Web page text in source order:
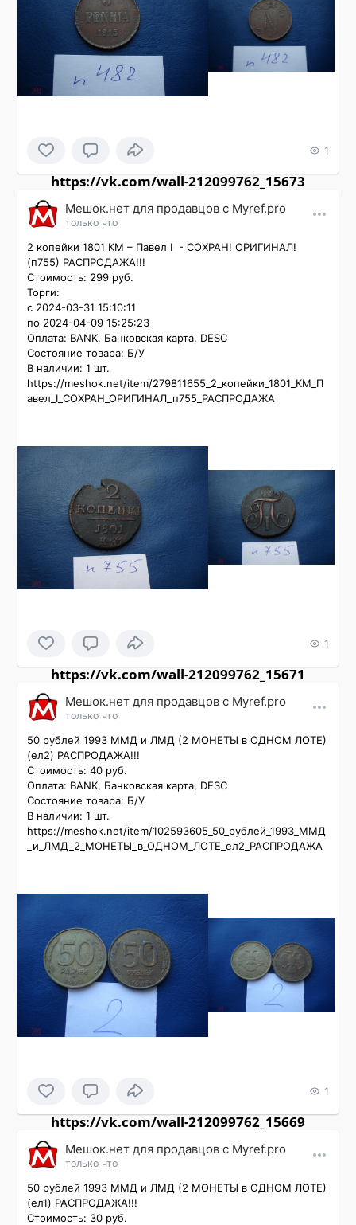
1
https://vk.com/wall-212099762_15673
Мешок.нет для продавцов c Myref.pro
только что
2 копейки 1801 КМ – Павел I  - СОХРАН! ОРИГИНАЛ!
(п755) РАСПРОДАЖА!!!
Стоимость: 299 руб.
Торги:
с 2024-03-31 15:10:11
по 2024-04-09 15:25:23
Оплата: BANK, Банковская карта, DESC
Состояние товара: Б/У
В наличии: 1 шт.
https://meshok.net/item/279811655_2_копейки_1801_КМ_П
авел_I_СОХРАН_ОРИГИНАЛ_п755_РАСПРОДАЖА
1
https://vk.com/wall-212099762_15671
Мешок.нет для продавцов c Myref.pro
только что
50 рублей 1993 ММД и ЛМД (2 МОНЕТЫ в ОДНОМ ЛОТЕ)
(ел2) РАСПРОДАЖА!!!
Стоимость: 40 руб.
Оплата: BANK, Банковская карта, DESC
Состояние товара: Б/У
В наличии: 1 шт.
https://meshok.net/item/102593605_50_рублей_1993_ММД
_и_ЛМД_2_МОНЕТЫ_в_ОДНОМ_ЛОТЕ_ел2_РАСПРОДАЖА
1
https://vk.com/wall-212099762_15669
Мешок.нет для продавцов c Myref.pro
только что
50 рублей 1993 ММД и ЛМД (2 МОНЕТЫ в ОДНОМ ЛОТЕ)
(ел1) РАСПРОДАЖА!!!
Стоимость: 30 руб.